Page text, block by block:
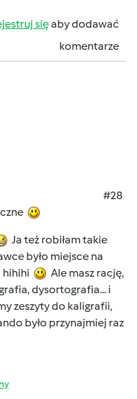
sięaby dodawać
komentarze
#28
Ja też robiłam takie
było miejsce na
hihihi
Ale masz rację,
dysortografia... i
zeszyty do kaligrafii,
było przynajmiej raz